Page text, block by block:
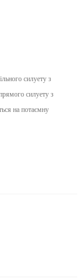
силуету з
силуету з
на потаємну